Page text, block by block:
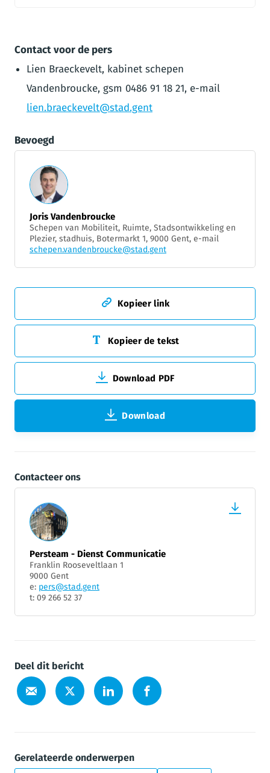
Contact voor de pers
Lien Braeckevelt, kabinet schepen
Vandenbroucke, gsm 0486 91 18 21, e-mail
lien.braeckevelt@stad.gent
Bevoegd
Joris Vandenbroucke
Schepen van Mobiliteit, Ruimte, Stadsontwikkeling en
Plezier, stadhuis, Botermarkt 1, 9000 Gent, e-mail
schepen.vandenbroucke@stad.gent
Kopieer link
Kopieer de tekst
Download PDF
Download
Contacteer ons
Persteam - Dienst Communicatie
Franklin Rooseveltlaan 1
9000 Gent
e: pers@stad.gent
t: 09 266 52 37
Deel dit bericht
Gerelateerde onderwerpen